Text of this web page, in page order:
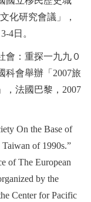
化研究會議」，
3-4日。
會：重探一九九０
科會舉辦「 2007旅
法國巴黎， 2007
On the Base of
of 1990s.”
of The European
by the
Center for Pacific